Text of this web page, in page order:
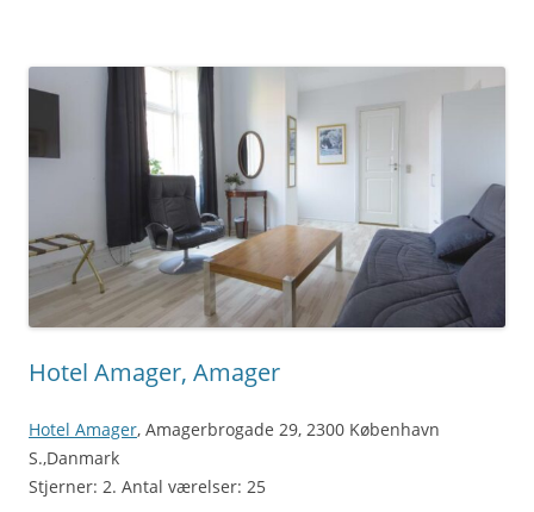
Hotel Amager, Amager
Hotel Amager, Amagerbrogade 29, 2300 København
S.,Danmark
Stjerner: 2. Antal værelser: 25